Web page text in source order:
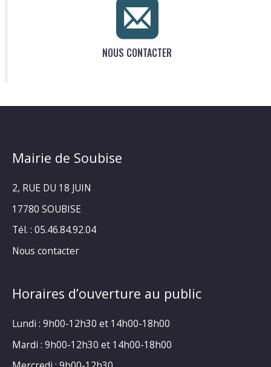
NOUS CONTACTER
Mairie de Soubise
2, RUE DU 18 JUIN
17780 SOUBISE
Tél. : 05.46.84.92.04
Nous contacter
Horaires d’ouverture au public
Lundi : 9h00-12h30 et 14h00-18h00
Mardi : 9h00-12h30 et 14h00-18h00